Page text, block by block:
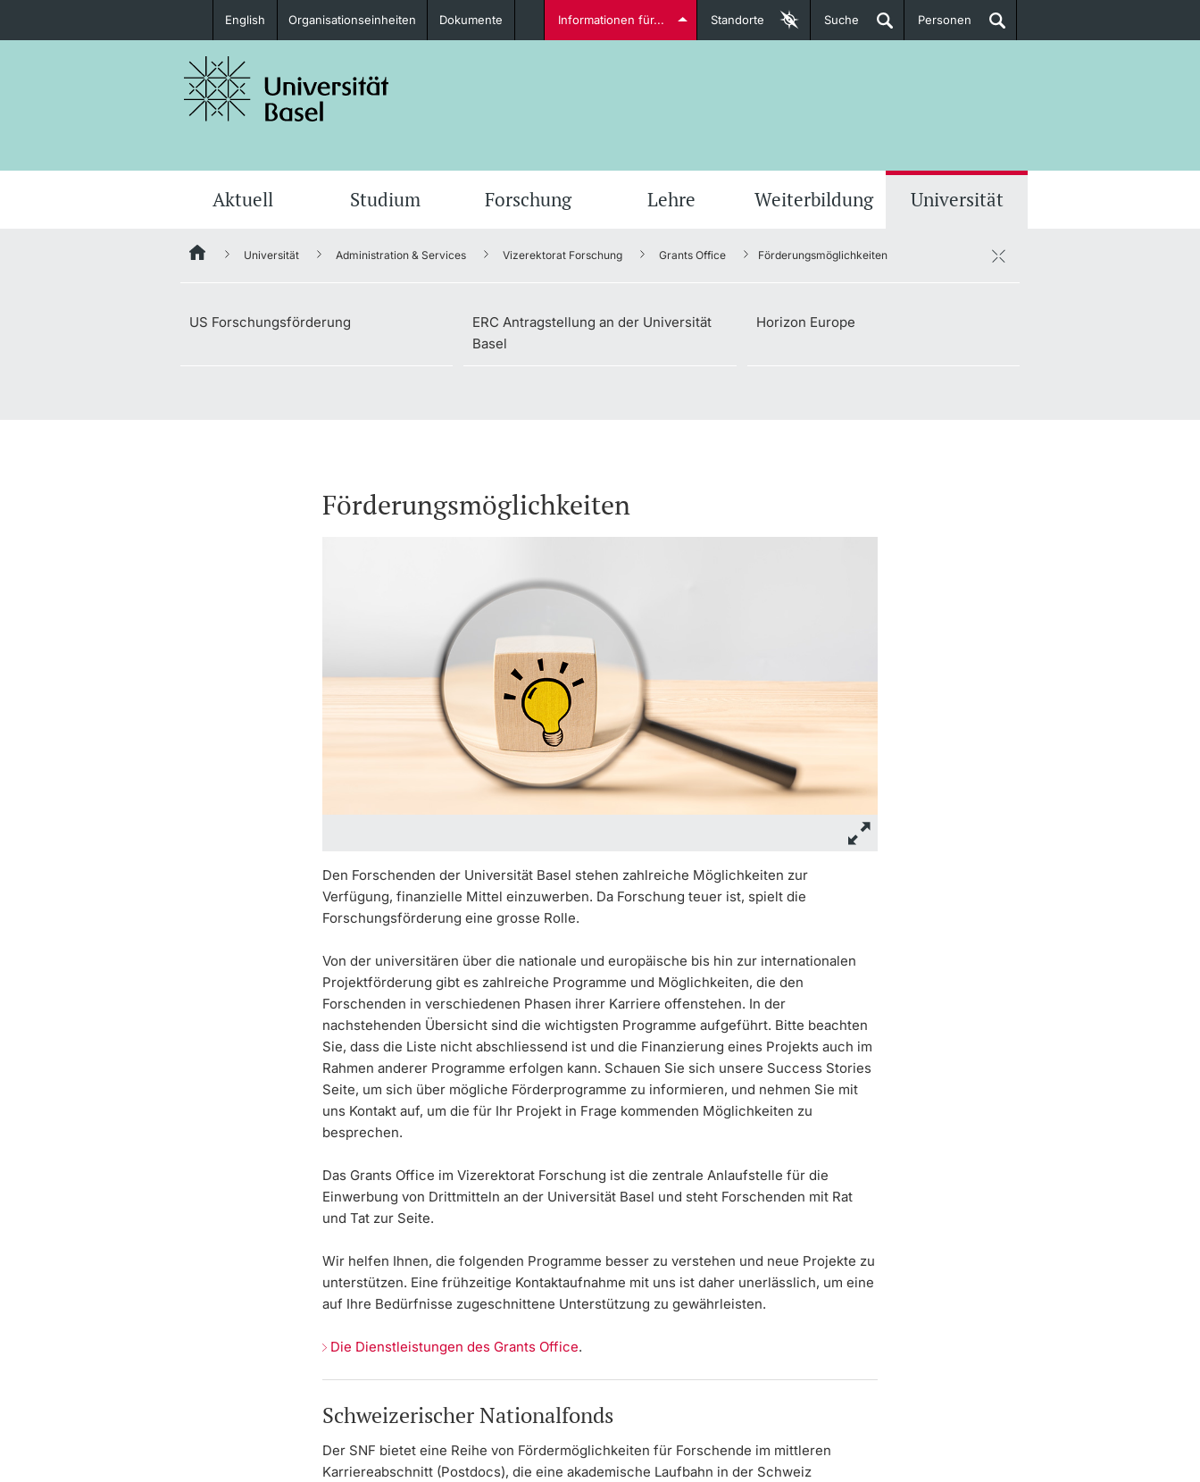
Studieninteressierte
Fördernde & Alumni Dozierende
English Organisationseinheiten Dokumente Informationen für... Standorte Suche Personen
Aktuell Studium Forschung Lehre Weiterbildung Universität
US Forschungsförderung
ERC Antragstellung an der Universität
Basel
Horizon Europe
Universität Administration & Services Vizerektorat Forschung Grants Office Förderungsmöglichkeiten
Förderungsmöglichkeiten
Den Forschenden der Universität Basel stehen zahlreiche Möglichkeiten zur
Verfügung, finanzielle Mittel einzuwerben. Da Forschung teuer ist, spielt die
Forschungsförderung eine grosse Rolle.
Von der universitären über die nationale und europäische bis hin zur internationalen
Projektförderung gibt es zahlreiche Programme und Möglichkeiten, die den
Forschenden in verschiedenen Phasen ihrer Karriere offenstehen. In der
nachstehenden Übersicht sind die wichtigsten Programme aufgeführt. Bitte beachten
Sie, dass die Liste nicht abschliessend ist und die Finanzierung eines Projekts auch im
Rahmen anderer Programme erfolgen kann. Schauen Sie sich unsere Success Stories
Seite, um sich über mögliche Förderprogramme zu informieren, und nehmen Sie mit
uns Kontakt auf, um die für Ihr Projekt in Frage kommenden Möglichkeiten zu
besprechen.
Das Grants Office im Vizerektorat Forschung ist die zentrale Anlaufstelle für die
Einwerbung von Drittmitteln an der Universität Basel und steht Forschenden mit Rat
und Tat zur Seite.
Wir helfen Ihnen, die folgenden Programme besser zu verstehen und neue Projekte zu
unterstützen. Eine frühzeitige Kontaktaufnahme mit uns ist daher unerlässlich, um eine
auf Ihre Bedürfnisse zugeschnittene Unterstützung zu gewährleisten.
Die Dienstleistungen des Grants Office.
Schweizerischer Nationalfonds
Der SNF bietet eine Reihe von Fördermöglichkeiten für Forschende im mittleren
Karriereabschnitt (Postdocs), die eine akademische Laufbahn in der Schweiz